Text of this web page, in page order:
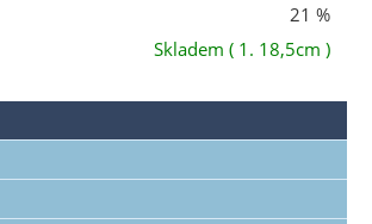
21 %
Skladem ( 1. 18,5cm )